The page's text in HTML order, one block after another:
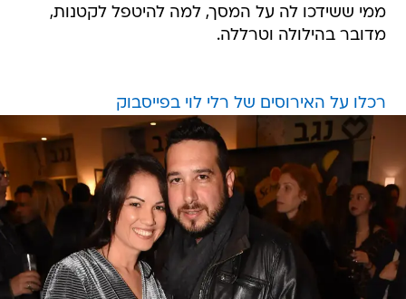
ממי ששידכו לה על המסך, למה להיטפל לקטנות,
מדובר בהילולה וטרללה.
רכלו על האירוסים של רלי לוי בפייסבוק